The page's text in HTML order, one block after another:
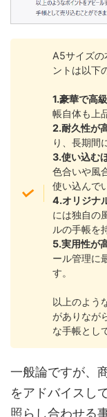
A5サイズの
ントは以下
1.豪華で高
帳自体も上
2.耐久性が
り、長期間
3.使い込む
色合いや風
使い込んで
4.オリジナ
には独自の
ルの手帳を
5.実用性が
ール管理に
す。
以上のよう
がありなが
な手帳とし
一般論ですが、
をアドバイスし
照らし合わせる